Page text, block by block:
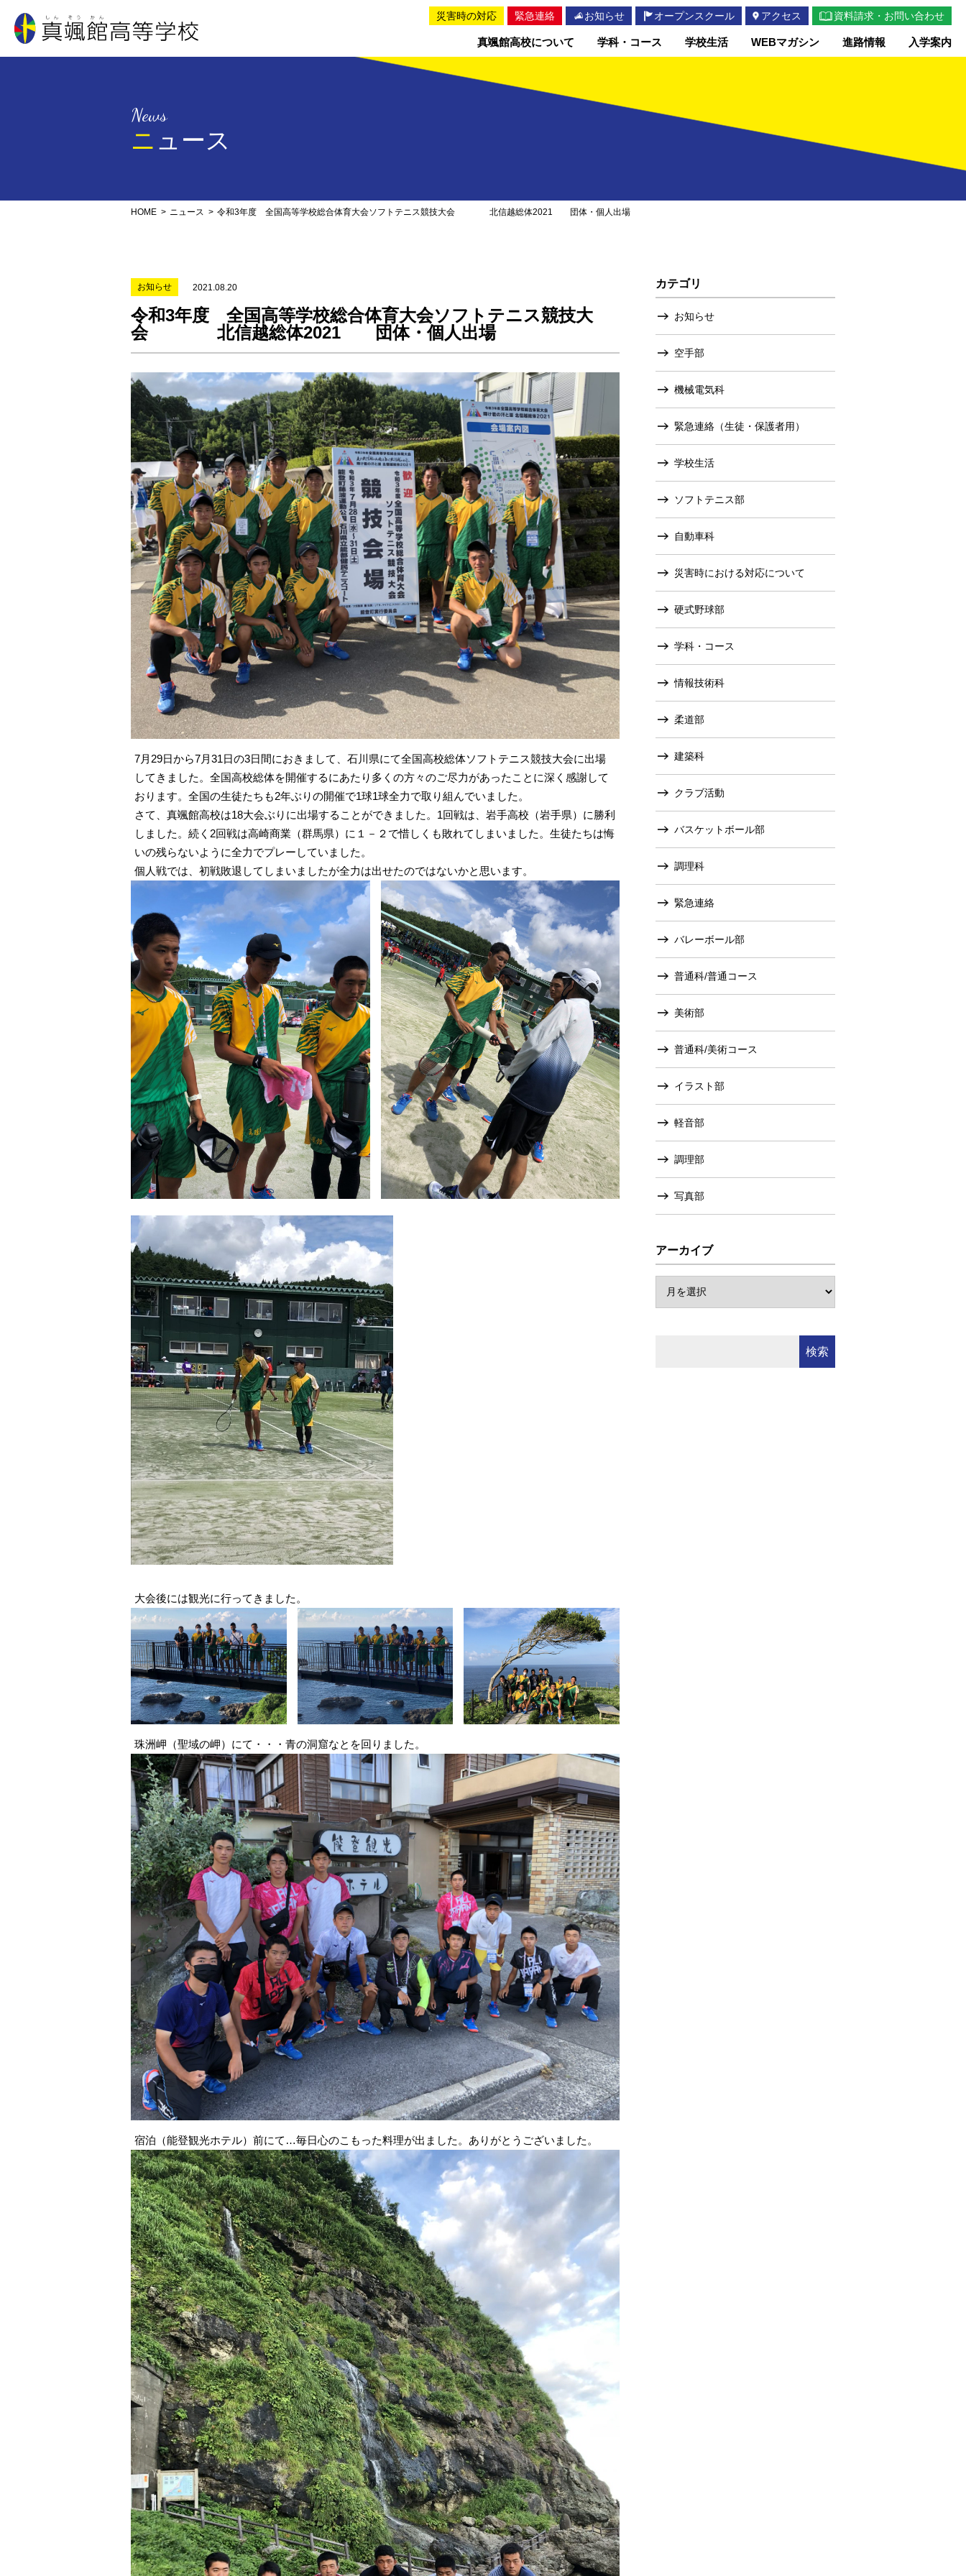
真颯館高校について
学科・コース 学校生活 WEBマガシン 進路情報 入学案内
災害時の対応 緊急連絡 お知らせ オープンスクール アクセス 資料請求・お問い合わせ
News
ニュース
HOME ニュース 令和3年度 全国高等学校総合体育大会ソフトテニス競技大会 北信越総体2021 団体・個人出場
お知らせ 2021.08.20
令和3年度 全国高等学校総合体育大会ソフトテニス競技大
会 北信越総体2021 団体・個人出場
7月29日から7月31日の3日間におきまして、石川県にて全国高校総体ソフトテニス競技大会に出場
してきました。全国高校総体を開催するにあたり多くの方々のご尽力があったことに深く感謝して
おります。全国の生徒たちも2年ぶりの開催で1球1球全力で取り組んでいました。
さて、真颯館高校は18大会ぶりに出場することができました。1回戦は、岩手高校（岩手県）に勝利
しました。続く2回戦は高崎商業（群馬県）に１－２で惜しくも敗れてしまいました。生徒たちは悔
いの残らないように全力でプレーしていました。
個人戦では、初戦敗退してしまいましたが全力は出せたのではないかと思います。
大会後には観光に行ってきました。
珠洲岬（聖域の岬）にて・・・青の洞窟なとを回りました。
宿泊（能登観光ホテル）前にて…毎日心のこもった料理が出ました。ありがとうございました。
カテゴリ
お知らせ
空手部
機械電気科
緊急連絡（生徒・保護者用）
学校生活
ソフトテニス部
自動車科
災害時における対応について
硬式野球部
学科・コース
情報技術科
柔道部
建築科
クラブ活動
バスケットボール部
調理科
緊急連絡
バレーボール部
普通科/普通コース
美術部
普通科/美術コース
イラスト部
軽音部
調理部
写真部
アーカイブ